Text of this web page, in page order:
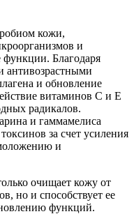
кожи,
и
функции. Благодаря
и обновление
витаминов С и Е
радикалов.
и гаммамелиса
за счет усиления
и
очищает кожу от
но и способствует ее
функций.